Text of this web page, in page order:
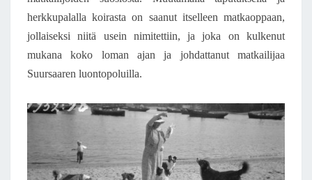
herkkupalalla koirasta on saanut itselleen matkaoppaan,
jollaiseksi niitä usein nimitettiin, ja joka on kulkenut
mukana koko loman ajan ja johdattanut matkailijaa
Suursaaren luontopoluilla.